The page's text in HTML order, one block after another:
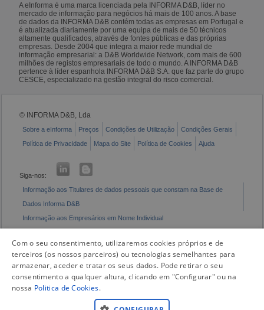
A eInforma é uma marca licenciada pela INFORMA D&B, líder no
mercado de informação para negócios há mais de 100 anos. A base
de dados da INFORMA D&B contém todas as empresas em Portugal e
é atualizada diariamente por uma equipa de mais de 50 técnicos
altamente qualificados, através de fontes públicas e das próprias
empresas. Desde 2004 que integra a maior rede mundial de
informação empresarial: a D&B Worldwide Network, com mais de 600
milhões de registos empresariais de todo o mundo. A INFORMA D&B
pertence à líder espanhola INFORMA D&B S.A. que faz parte do grupo
CESCE, especializado na gestão integral do risco comercial.
© INFORMA D&B, Lda
Sobre a eInforma Preços Condições de Utilização
Condições Gerais
Política de Privacidade
Mapa do Site Política de Cookies Ajuda
Siga-nos:
Informação aos Titulares de dados pessoais que constam na Base de
Dados Informa D&B
Informação aos Empresários em Nome Individual
Com o seu consentimento, utilizaremos cookies próprios e de
terceiros (os nossos parceiros) ou tecnologias semelhantes para
armazenar, aceder e tratar os seus dados. Pode retirar o seu
consentimento a qualquer altura, clicando em "Configurar" ou na
nossa Politica de Cookies.